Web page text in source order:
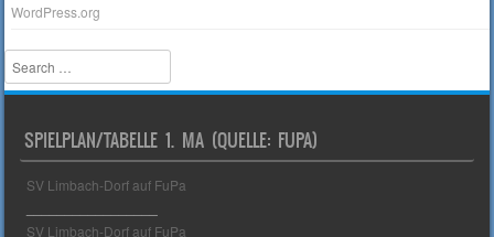
WordPress.org
Search
SPIELPLAN/TABELLE 1. MA (QUELLE: FUPA)
SV Limbach-Dorf auf FuPa
SV Limbach-Dorf auf FuPa